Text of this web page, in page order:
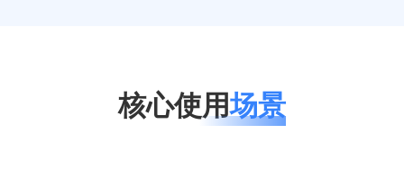
核心使用场景